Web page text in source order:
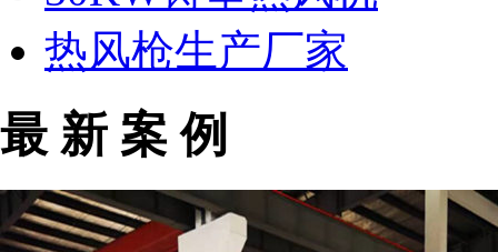
热风枪生产厂家
最 新 案 例